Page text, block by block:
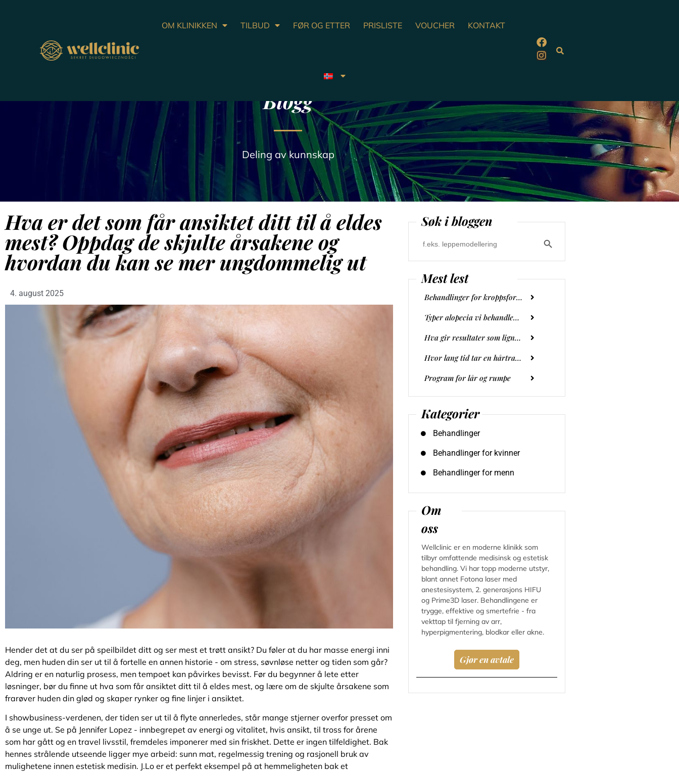
OM KLINIKKEN TILBUD FØR OG ETTER PRISLISTE VOUCHER KONTAKT
Blogg
Deling av kunnskap
Hva er det som får ansiktet ditt til å eldes
mest? Oppdag de skjulte årsakene og
hvordan du kan se mer ungdommelig ut
4. august 2025
Hender det at du ser på speilbildet ditt og ser mest et trøtt ansikt? Du føler at du har masse energi inni
deg, men huden din ser ut til å fortelle en annen historie - om stress, søvnløse netter og tiden som går?
Aldring er en naturlig prosess, men tempoet kan påvirkes bevisst. Før du begynner å lete etter
løsninger, bør du finne ut hva som får ansiktet ditt til å eldes mest, og lære om de skjulte årsakene som
frarøver huden din glød og skaper rynker og fine linjer i ansiktet.
I showbusiness-verdenen, der tiden ser ut til å flyte annerledes, står mange stjerner overfor presset om
å se unge ut. Se på Jennifer Lopez - innbegrepet av energi og vitalitet, hvis ansikt, til tross for årene
som har gått og en travel livsstil, fremdeles imponerer med sin friskhet. Dette er ingen tilfeldighet. Bak
hennes strålende utseende ligger mye arbeid: sunn mat, regelmessig trening og rasjonell bruk av
mulighetene innen estetisk medisin. J.Lo er et perfekt eksempel på at hemmeligheten bak et
Søk i bloggen
for:
Mest lest
Behandlinger for kroppsforyngelse - hvilken skal jeg velge?
Typer alopecia vi behandler hos Wellclinic
Hva gir resultater som ligner på ansiktsvolumetri?
Hvor lang tid tar en hårtransplantasjon, og når ser du resultater
Program for lår og rumpe
Kategorier
Behandlinger
Behandlinger for kvinner
Behandlinger for menn
Om
oss
Wellclinic er en moderne klinikk som
tilbyr omfattende medisinsk og estetisk
behandling. Vi har topp moderne utstyr,
blant annet Fotona laser med
anestesisystem, 2. generasjons HIFU
og Prime3D laser. Behandlingene er
trygge, effektive og smertefrie - fra
vekttap til fjerning av arr,
hyperpigmentering, blodkar eller akne.
Gjør en avtale